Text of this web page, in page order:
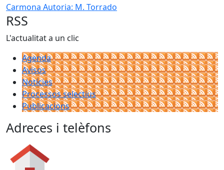
Carmona Autoria: M. Torrado
RSS
L'actualitat a un clic
Agenda
Avisos
Notícies
Processos selectius
Publicacions
Adreces i telèfons